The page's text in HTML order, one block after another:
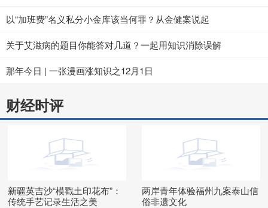
以“加班费”名义私分小金库该当何罪？从金健案说起
关于艾滋病的题目你能答对几道？一起用知识消除误解
那年今日 | 一张漫画涨知识之12月1日
财经时评
新疆英吉沙“模戳土印花布”：
传统手艺记录生活之美
两岸青年体验福州九案泰山信
俗非遗文化